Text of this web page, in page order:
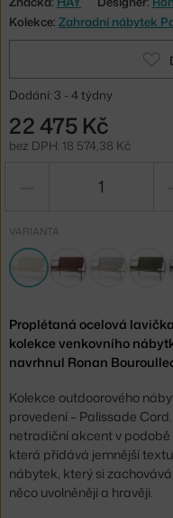
Kolekce: Zahradní nábytek
Dodání: 3 - 4 týdny
22 475 Kč
bez DPH: 18 574,38 Kč
VARIANTA
Proplétaná ocelová
kolekce venkovního
navrhnul Ronan
Kolekce outdoorového
provedení – Palissade
netradiční akcent v podobě
která přidává jemnější
nábytek, který si
něco uvolněněji a hravěji.